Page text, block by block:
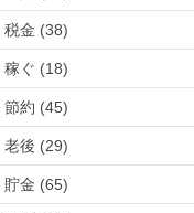
税金 (38)
稼ぐ (18)
節約 (45)
老後 (29)
貯金 (65)